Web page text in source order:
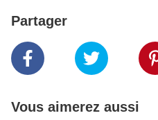
Partager
Vous aimerez aussi